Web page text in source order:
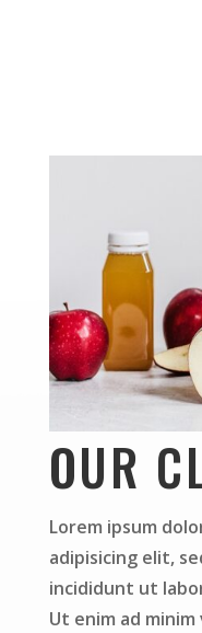
OUR
Lorem ipsum
adipisicing elit,
incididunt ut
Ut enim ad